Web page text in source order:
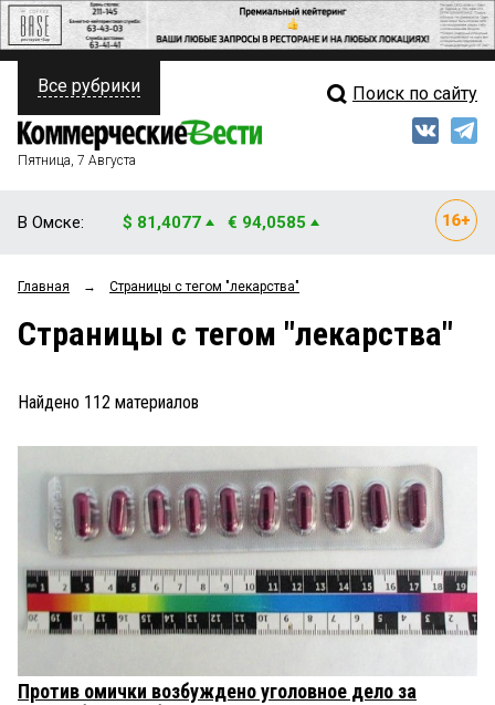
ПОЛИТИКА
ФИНАНСЫ
ОБЩЕСТВО
ЗАКОН
НОВОСТИ КОМПАНИЙ
ПРОИСШЕСТВИЯ
СТИЛЬ ЖИЗНИ
Свежий выпуск
Мнения
Рейтинги
Все рубрики Поиск по сайту
Пятница, 7 Августа
В Омске: $ 81,4077 € 94,0585
Главная → Страницы c тегом "лекарства"
Страницы c тегом "лекарства"
Найдено 112 материалов
Против омички возбуждено уголовное дело за